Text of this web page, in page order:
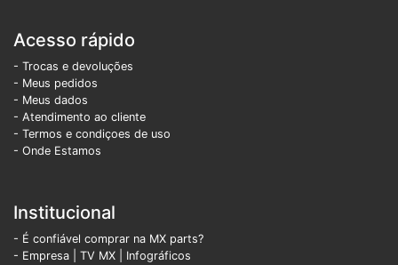
Acesso rápido
- Trocas e devoluções
- Meus pedidos
- Meus dados
- Atendimento ao cliente
- Termos e condiçoes de uso
- Onde Estamos
Institucional
- É confiável comprar na MX parts?
- Empresa
TV MX
Infográficos